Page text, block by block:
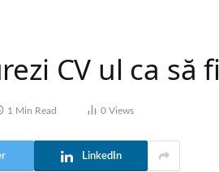
CV ul ca să
1 Min Read 0Views
LinkedIn